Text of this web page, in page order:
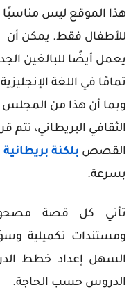
هذا الموقع ليس مناسبًا
للأطفال فقط. يمكن أن
يعمل أيضًا للبالغين
تمامًا في اللغة
وبما أن هذا من المجلس
الثقافي البريطاني، تتم
القصص بلكنة بريطانية
بسرعة.
تأتي كل قصة
ومستندات تكميلية
السهل إعداد خطط
الدروس حسب الحاجة.